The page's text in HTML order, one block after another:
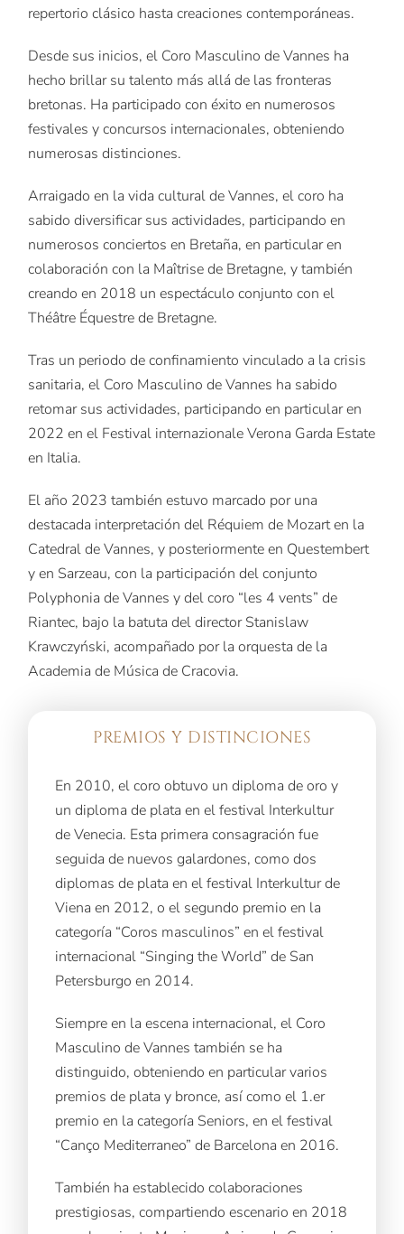
repertorio clásico hasta creaciones contemporáneas.
Desde sus inicios, el Coro Masculino de Vannes ha
hecho brillar su talento más allá de las fronteras
bretonas. Ha participado con éxito en numerosos
festivales y concursos internacionales, obteniendo
numerosas distinciones.
Arraigado en la vida cultural de Vannes, el coro ha
sabido diversificar sus actividades, participando en
numerosos conciertos en Bretaña, en particular en
colaboración con la Maîtrise de Bretagne, y también
creando en 2018 un espectáculo conjunto con el
Théâtre Équestre de Bretagne.
Tras un periodo de confinamiento vinculado a la crisis
sanitaria, el Coro Masculino de Vannes ha sabido
retomar sus actividades, participando en particular en
2022 en el Festival internazionale Verona Garda Estate
en Italia.
El año 2023 también estuvo marcado por una
destacada interpretación del Réquiem de Mozart en la
Catedral de Vannes, y posteriormente en Questembert
y en Sarzeau, con la participación del conjunto
Polyphonia de Vannes y del coro “les 4 vents” de
Riantec, bajo la batuta del director Stanislaw
Krawczyński, acompañado por la orquesta de la
Academia de Música de Cracovia.
PREMIOS Y DISTINCIONES
En 2010, el coro obtuvo un diploma de oro y
un diploma de plata en el festival Interkultur
de Venecia. Esta primera consagración fue
seguida de nuevos galardones, como dos
diplomas de plata en el festival Interkultur de
Viena en 2012, o el segundo premio en la
categoría “Coros masculinos” en el festival
internacional “Singing the World” de San
Petersburgo en 2014.
Siempre en la escena internacional, el Coro
Masculino de Vannes también se ha
distinguido, obteniendo en particular varios
premios de plata y bronce, así como el 1.er
premio en la categoría Seniors, en el festival
“Canço Mediterraneo” de Barcelona en 2016.
También ha establecido colaboraciones
prestigiosas, compartiendo escenario en 2018